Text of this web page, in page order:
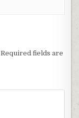
Required fields are